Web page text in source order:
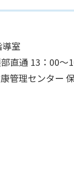
室
直通 13：00～
管理センター